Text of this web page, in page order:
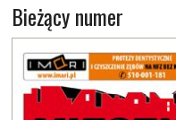
Bieżący numer